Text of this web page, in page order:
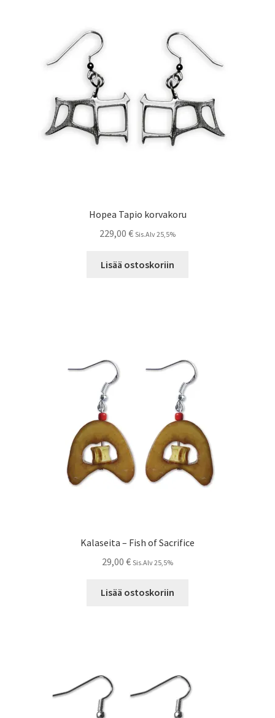
Hopea Tapio korvakoru
229,00 € Sis.Alv 25,5%
Lisää ostoskoriin
Kalaseita – Fish of Sacrifice
29,00 € Sis.Alv 25,5%
Lisää ostoskoriin